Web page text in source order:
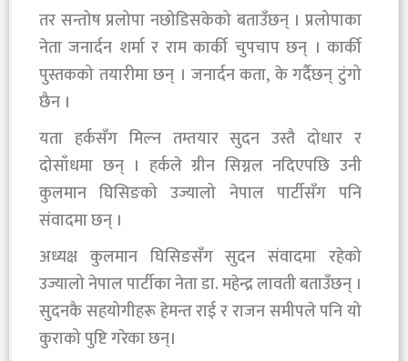
तर सन्तोष प्रलोपा नछोडिसकेको बताउँछन् । प्रलोपाका
नेता जनार्दन शर्मा र राम कार्की चुपचाप छन् । कार्की
पुस्तकको तयारीमा छन् । जनार्दन कता, के गर्दैछन् टुंगो
छैन ।
यता हर्कसँग मिल्न तम्तयार सुदन उस्तै दोधार र
दोसाँधमा छन् । हर्कले ग्रीन सिग्नल नदिएपछि उनी
कुलमान घिसिङको उज्यालो नेपाल पार्टीसँग पनि
संवादमा छन् ।
अध्यक्ष कुलमान घिसिङसँग सुदन संवादमा रहेको
उज्यालो नेपाल पार्टीका नेता डा. महेन्द्र लावती बताउँछन् ।
सुदनकै सहयोगीहरू हेमन्त राई र राजन समीपले पनि यो
कुराको पुष्टि गरेका छन्।